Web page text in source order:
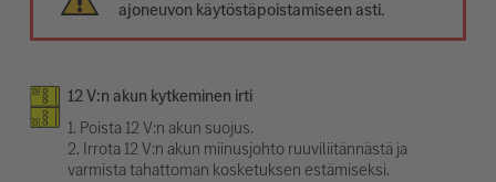
ajoneuvon käytöstäpoistamiseen asti.
12 V:n akun kytkeminen irti
1. Poista 12 V:n akun suojus.
2. Irrota 12 V:n akun miinusjohto ruuviliitännästä ja
varmista tahattoman kosketuksen estämiseksi.